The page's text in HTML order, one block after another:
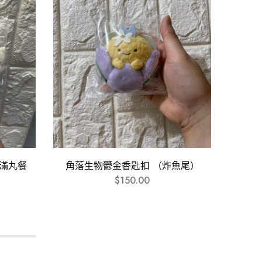
丸餐
角落生物鬱金香匙扣 （炸魚尾）
$150.00